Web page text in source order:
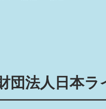
団法人日本